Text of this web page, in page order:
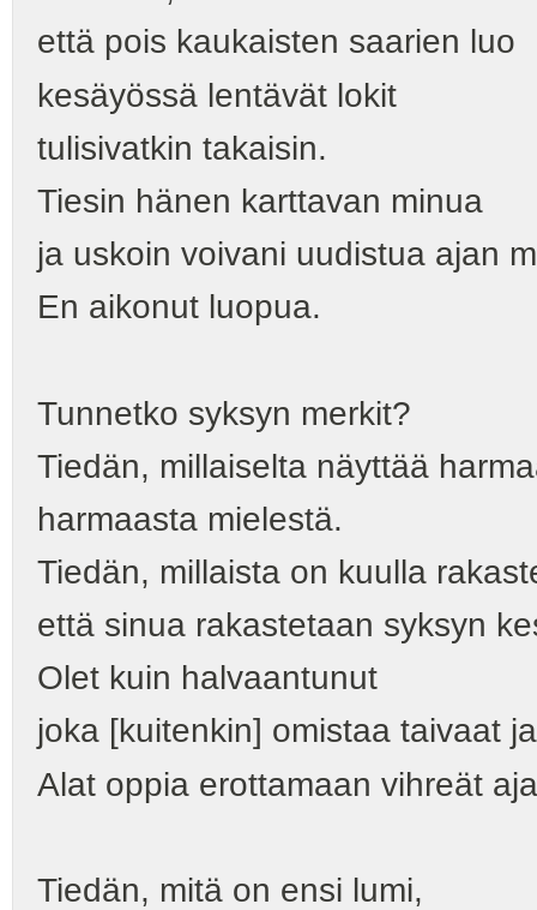
että pois kaukaisten saarien luo
kesäyössä lentävät lokit
tulisivatkin takaisin.
Tiesin hänen karttavan minua
ja uskoin voivani uudistua ajan
En aikonut luopua.
Tunnetko syksyn merkit?
Tiedän, millaiselta näyttää
harmaasta mielestä.
Tiedän, millaista on kuulla
että sinua rakastetaan syksyn
Olet kuin halvaantunut
joka [kuitenkin] omistaa taivaat
Alat oppia erottamaan vihreät
Tiedän, mitä on ensi lumi,